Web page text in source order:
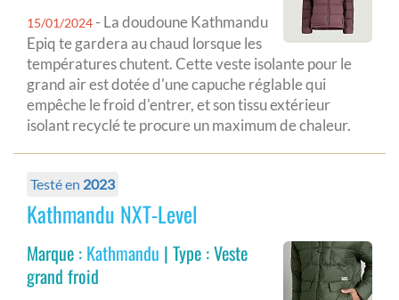
15/01/2024 - La doudoune Kathmandu
Epiq te gardera au chaud lorsque les
températures chutent. Cette veste isolante pour le
grand air est dotée d'une capuche réglable qui
empêche le froid d'entrer, et son tissu extérieur
isolant recyclé te procure un maximum de chaleur.
Testé en 2023
Kathmandu NXT-Level
Marque : Kathmandu | Type : Veste
grand froid